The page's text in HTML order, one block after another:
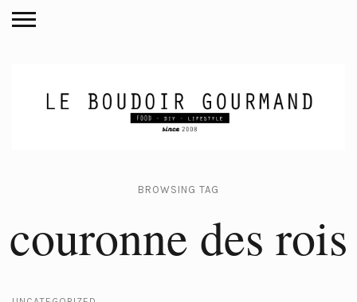
BROWSING TAG
couronne des rois